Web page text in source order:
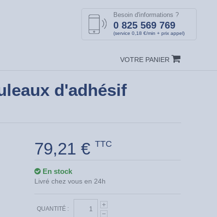
Besoin d'informations ?
0 825 569 769
(service 0,18 €/min + prix appel)
VOTRE PANIER
d'adhésif
79,21 € TTC
En stock
Livré chez vous en 24h
QUANTITÉ :